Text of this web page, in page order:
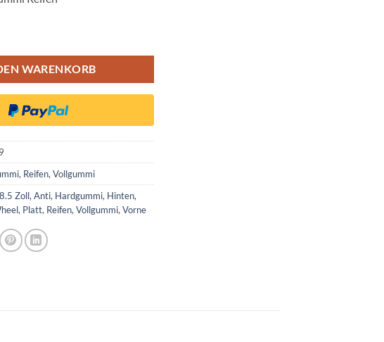
WARENKORB
, Reifen, Vollgummi
8.5 Zoll, Anti, Hardgummi, Hinten,
, Platt, Reifen, Vollgummi, Vorne